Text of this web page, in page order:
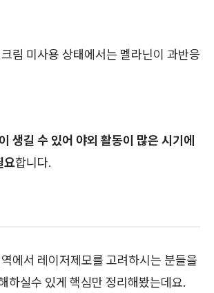
림 미사용 상태에서는 멜라닌이 과반응
생길 수 있어 야외 활동이 많은 시기에
요합니다.
에서 레이저제모를 고려하시는 분들을
하실수 있게 핵심만 정리해봤는데요.